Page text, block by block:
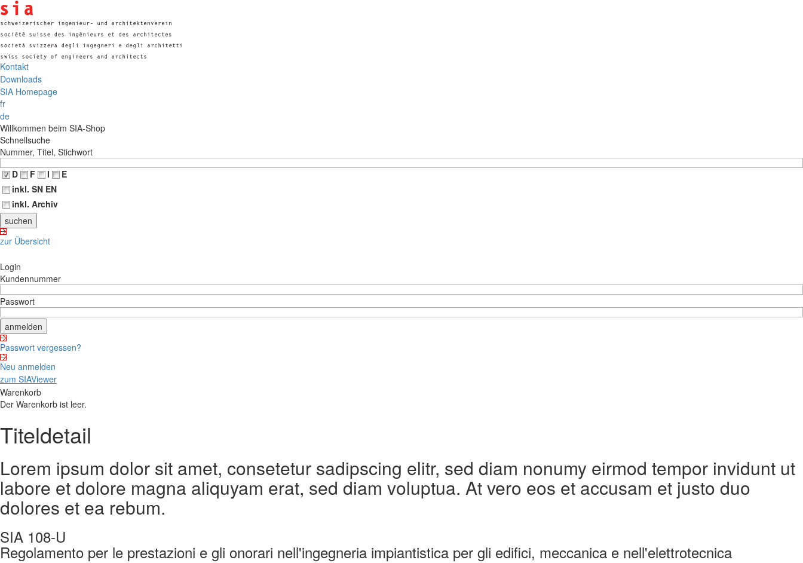
Kontakt
Downloads
SIA Homepage
fr
de
Willkommen beim SIA-Shop
Schnellsuche
Nummer, Titel, Stichwort
D
F I
E
inkl. SN EN
inkl. Archiv
zur Übersicht
Login
Kundennummer
Passwort
Passwort vergessen?
Neu anmelden
zum SIAViewer
Warenkorb
Der Warenkorb ist leer.
Titeldetail
Lorem ipsum dolor sit amet, consetetur sadipscing elitr, sed diam nonumy eirmod tempor invidunt ut
labore et dolore magna aliquyam erat, sed diam voluptua. At vero eos et accusam et justo duo
dolores et ea rebum.
SIA 108-U
Regolamento per le prestazioni e gli onorari nell'ingegneria impiantistica per gli edifici, meccanica e nell'elettrotecnica